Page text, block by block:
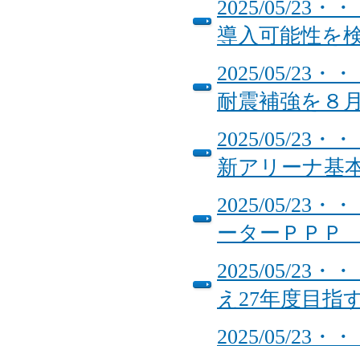
2025/05/23・
導入可能性
2025/05/23・
耐震補強を
2025/05/23・
新アリーナ
2025/05/23・
ーターＰＰ
2025/05/23・
え27年度目指
2025/05/23・